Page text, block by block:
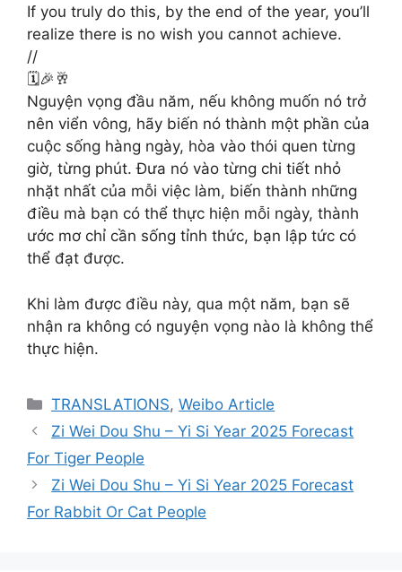
If you truly do this, by the end of the year, you’ll
realize there is no wish you cannot achieve.
//
🗓🎉🥂
Nguyện vọng đầu năm, nếu không muốn nó trở
nên viển vông, hãy biến nó thành một phần của
cuộc sống hàng ngày, hòa vào thói quen từng
giờ, từng phút. Đưa nó vào từng chi tiết nhỏ
nhặt nhất của mỗi việc làm, biến thành những
điều mà bạn có thể thực hiện mỗi ngày, thành
ước mơ chỉ cần sống tỉnh thức, bạn lập tức có
thể đạt được.
Khi làm được điều này, qua một năm, bạn sẽ
nhận ra không có nguyện vọng nào là không thể
thực hiện.
Categories
TRANSLATIONS,Weibo Article
Zi Wei Dou Shu – Yi Si Year 2025 Forecast
For Tiger People
Zi Wei Dou Shu – Yi Si Year 2025 Forecast
For Rabbit Or Cat People